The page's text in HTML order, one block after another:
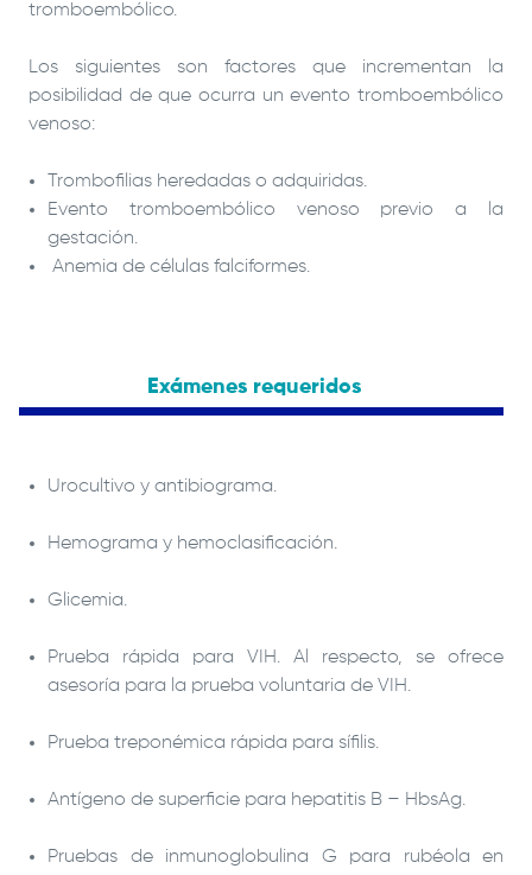
tromboembólico.
Los siguientes son factores que incrementan la
posibilidad de que ocurra un evento tromboembólico
venoso:
Trombofilias heredadas o adquiridas.
Evento tromboembólico venoso previo a la
gestación.
Anemia de células falciformes.
Exámenes requeridos
Urocultivo y antibiograma.
Hemograma y hemoclasificación.
Glicemia.
Prueba rápida para VIH. Al respecto, se ofrece
asesoría para la prueba voluntaria de VIH.
Prueba treponémica rápida para sífilis.
Antígeno de superficie para hepatitis B – HbsAg.
Pruebas de inmunoglobulina G para rubéola en